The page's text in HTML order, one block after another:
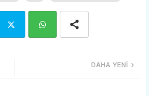
DAHA YENI